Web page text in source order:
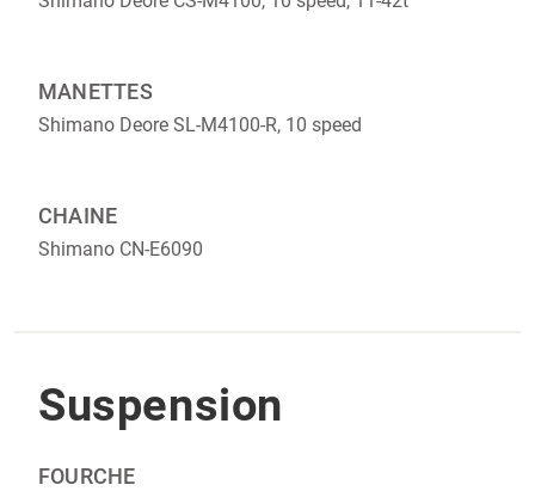
MANETTES
Shimano Deore SL-M4100-R, 10 speed
CHAINE
Shimano CN-E6090
Suspension
FOURCHE